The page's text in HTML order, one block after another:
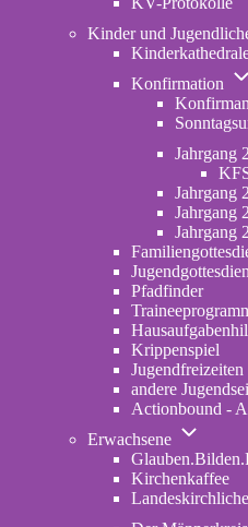
Kinder und
Konfirmation
Jahrgang
Jahrgang
Jahrgang
Jahrgang
Pfadfinder(opens
in
new
tab)
Krippenspiel
Jugendfreizeiten
andere
Actionbound -
Erwachsene
Kirchenkaffee